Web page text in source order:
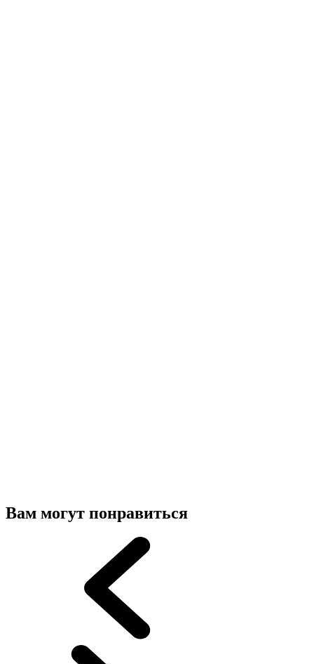
Вам могут понравиться